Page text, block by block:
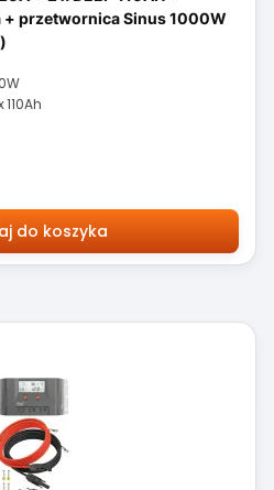
+ przetwornica Sinus 1000W
do koszyka